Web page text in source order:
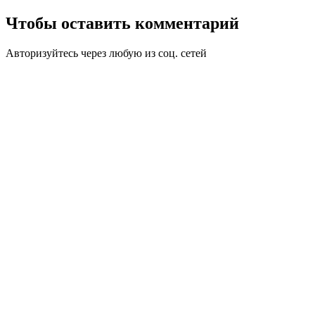
Чтобы оставить комментарий
Авторизуйтесь через любую из соц. сетей